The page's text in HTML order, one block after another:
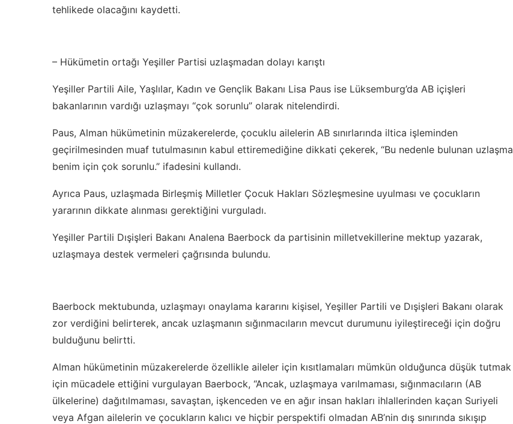
tehlikede olacağını kaydetti.
– Hükümetin ortağı Yeşiller Partisi uzlaşmadan dolayı karıştı
Yeşiller Partili Aile, Yaşlılar, Kadın ve Gençlik Bakanı Lisa Paus ise Lüksemburg’da AB içişleri
bakanlarının vardığı uzlaşmayı “çok sorunlu” olarak nitelendirdi.
Paus, Alman hükümetinin müzakerelerde, çocuklu ailelerin AB sınırlarında iltica işleminden
geçirilmesinden muaf tutulmasının kabul ettiremediğine dikkati çekerek, “Bu nedenle bulunan uzlaşma
benim için çok sorunlu.” ifadesini kullandı.
Ayrıca Paus, uzlaşmada Birleşmiş Milletler Çocuk Hakları Sözleşmesine uyulması ve çocukların
yararının dikkate alınması gerektiğini vurguladı.
Yeşiller Partili Dışişleri Bakanı Analena Baerbock da partisinin milletvekillerine mektup yazarak,
uzlaşmaya destek vermeleri çağrısında bulundu.
Baerbock mektubunda, uzlaşmayı onaylama kararını kişisel, Yeşiller Partili ve Dışişleri Bakanı olarak
zor verdiğini belirterek, ancak uzlaşmanın sığınmacıların mevcut durumunu iyileştireceği için doğru
bulduğunu belirtti.
Alman hükümetinin müzakerelerde özellikle aileler için kısıtlamaları mümkün olduğunca düşük tutmak
için mücadele ettiğini vurgulayan Baerbock, “Ancak, uzlaşmaya varılmaması, sığınmacıların (AB
ülkelerine) dağıtılmaması, savaştan, işkenceden ve en ağır insan hakları ihlallerinden kaçan Suriyeli
veya Afgan ailelerin ve çocukların kalıcı ve hiçbir perspektifi olmadan AB’nin dış sınırında sıkışıp